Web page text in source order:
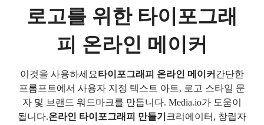
로고를 위한 타이포그래
피 온라인 메이커
이것을 사용하세요타이포그래피 온라인 메이커 간단한
프롬프트에서 사용자 지정 텍스트 아트, 로고 스타일 문
자 및 브랜드 워드마크를 만듭니다. Media.io가 도움이
됩니다.온라인 타이포그래피 만들기 크리에이터, 창립자